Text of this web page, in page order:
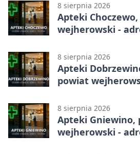
8 sierpnia 2026
Apteki
wejherowski -
8 sierpnia 2026
Apteki
powiat
8 sierpnia 2026
Apteki Gniewino,
wejherowski -